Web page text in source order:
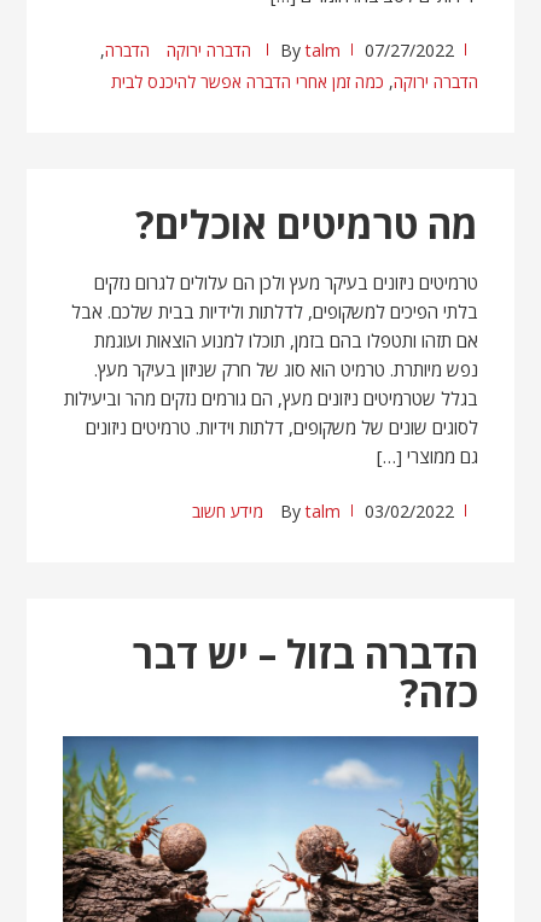
07/27/2022
Bytalm הדברה ירוקה הדברה,
הדברה ירוקה, כמה זמן אחרי הדברה אפשר להיכנס לבית
מה טרמיטים אוכלים?
טרמיטים ניזונים בעיקר מעץ ולכן הם עלולים לגרום נזקים
בלתי הפיכים למשקופים, לדלתות ולידיות בבית שלכם. אבל
אם תזהו ותטפלו בהם בזמן, תוכלו למנוע הוצאות ועוגמת
נפש מיותרת. טרמיט הוא סוג של חרק שניזון בעיקר מעץ.
בגלל שטרמיטים ניזונים מעץ, הם גורמים נזקים מהר וביעילות
לסוגים שונים של משקופים, דלתות וידיות. טרמיטים ניזונים
גם ממוצרי […]
03/02/2022
Bytalm מידע חשוב
הדברה בזול – יש דבר
כזה?